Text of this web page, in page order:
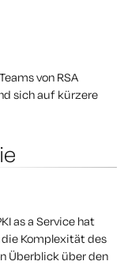
von RSA
sich auf kürzere
as a Service hat
Komplexität des
Überblick über den